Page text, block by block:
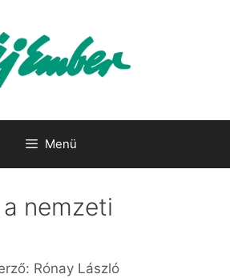
Menü
nemzeti
Rónay László